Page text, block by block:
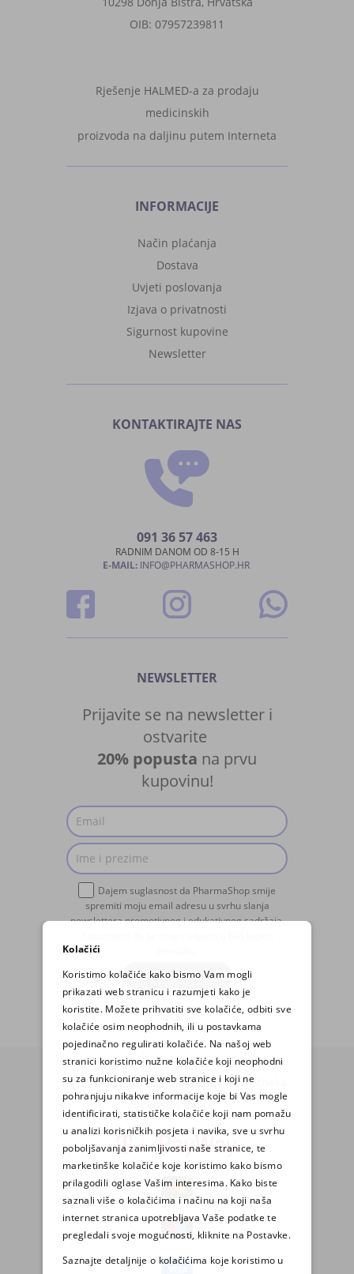
OIB: 07957239811
Rješenje HALMED-a za prodaju
medicinskih
proizvoda na daljinu putem Interneta
INFORMACIJE
Način plaćanja
Dostava
Uvjeti poslovanja
Izjava o privatnosti
Sigurnost kupovine
Newsletter
KONTAKTIRAJTE NAS
091 36 57 463
RADNIM DANOM OD 8-15 H
E-MAIL: INFO@PHARMASHOP.HR
NEWSLETTER
Prijavite se na newsletter i
ostvarite
20% popusta na prvu
kupovinu!
Dajem suglasnost da PharmaShop smije
spremiti moju email adresu u svrhu slanja
newslettera promotivnog i edukativnog sadržaja.
PRIJAVA
© 2025. Sva prava zadržava Pharmatheka
consult d.o.o.
Kolačići
Koristimo kolačiće kako bismo Vam mogli
prikazati web stranicu i razumjeti kako je
koristite. Možete prihvatiti sve kolačiće, odbiti sve
kolačiće osim neophodnih, ili u postavkama
pojedinačno regulirati kolačiće. Na našoj web
stranici koristimo nužne kolačiće koji neophodni
su za funkcioniranje web stranice i koji ne
pohranjuju nikakve informacije koje bi Vas mogle
identificirati, statističke kolačiće koji nam pomažu
u analizi korisničkih posjeta i navika, sve u svrhu
poboljšavanja zanimljivosti naše stranice, te
marketinške kolačiće koje koristimo kako bismo
prilagodili oglase Vašim interesima. Kako biste
saznali više o kolačićima i načinu na koji naša
internet stranica upotrebljava Vaše podatke te
pregledali svoje mogućnosti, kliknite na Postavke.
Saznajte detaljnije o kolačićima koje koristimo u